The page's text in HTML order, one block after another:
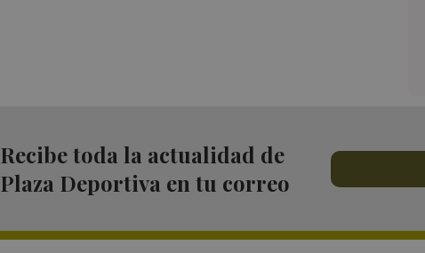
Recibe toda la actualidad de
Plaza Deportiva en tu correo